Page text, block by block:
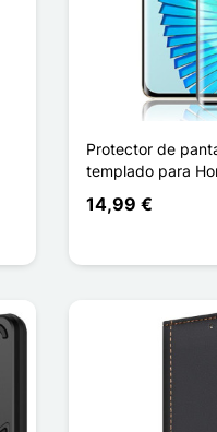
Protector de
templado para
14,99 €